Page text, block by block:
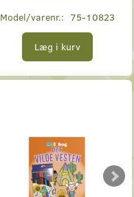
Model/varenr.: 75-10823
Læg i kurv